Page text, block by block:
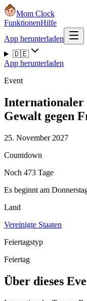
Mom Clock
FunktionenHilfe
App herunterladen
🇩🇪
App herunterladen
Event
Internationaler
Gewalt gegen
25. November 2027
Countdown
Noch 473 Tage
Es beginnt am
Land
Vereinigte Staaten
Feiertagstyp
Feiertag
Über dieses